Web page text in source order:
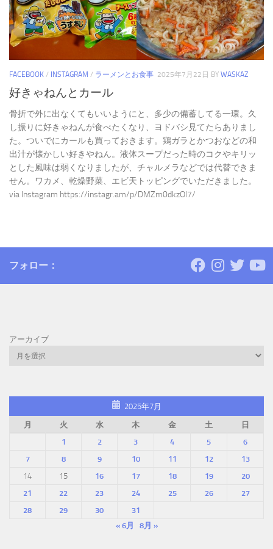
FACEBOOK / INSTAGRAM / ラーメンとお食事 2025年7月22日 BY WASKAZ
好きゃねんとカール
骨折で外に出なくてもいいようにと、多少の備蓄してる一環。久
し振りに好きゃねんが食べたくなり、ヨドバシ見てたらありまし
た。ついでにカールも買っておきます。鶏ガラとかつおなどの和
出汁が懐かしい好きやねん。液体スープだった時のコクやキリッ
とした風味は弱くなりましたが、チャルメラなどでは代替できま
せん。ワカメ、乾燥野菜、エビ天トッピングでいただきました。
via Instagram https://instagr.am/p/DMZm0dkzOl7/
フォロー：
アーカイブ
2025年7月
月
火 水 木 金 土
日
1
2 3 4 5
6
7
8 9 10 11 12
13
14
15 16 17 18 19
20
21
22 23 24 25 26
27
28
29 30
31
« 6月
8月 »